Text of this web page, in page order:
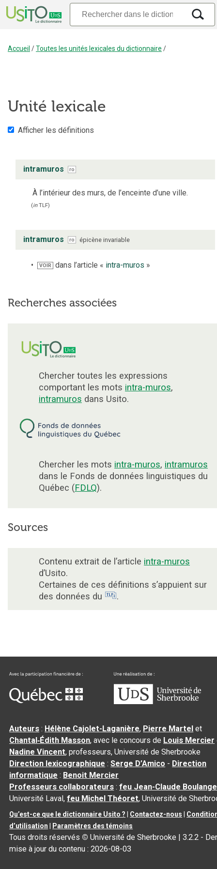
Accueil /Toutes les unités lexicales du dictionnaire /
Unité lexicale
Afficher les définitions
intramuros ro
À l’intérieur des murs, de l’enceinte d’une ville.
(inTLF)
intramuros ro épicène invariable
VOIR dans l’article « intra-muros »
Recherches associées
Chercher toutes les expressions
comportant les mots intra-muros,
intramuros dans Usito.
Chercher les mots intra-muros, intramuros
dans le Fonds de données linguistiques du
Québec (FDLQ).
Sources
Contenu extrait de l’article intra-muros
d’Usito.
Certaines de ces définitions s’appuient sur
des données du
.
Auteurs : Hélène Cajolet-Laganière, Pierre Martel et
Chantal‑Édith Masson, avec le concours de Louis Mercier
Nadine Vincent, professeurs, Université de Sherbrooke
Direction lexicographique :Serge D’Amico - Direction
informatique : Benoit Mercier
Professeurs collaborateurs :feu Jean-Claude
Université Laval,feu Michel Théoret, Université de
Qu’est-ce que le dictionnaire Usito ? Contactez-nous
d’utilisation
Paramètres des témoins
Tous droits réservés © Université de Sherbrooke |3.2.2 -
mise à jour du contenu :2026-08-03